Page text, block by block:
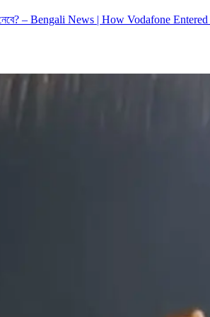
নেবে? – Bengali News | How Vodafone